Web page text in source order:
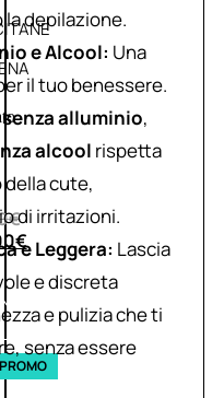
€
€
PROMO
depilazione.
e Alcool: Una
il tuo benessere.
alluminio,
alcool rispetta
della cute,
di irritazioni.
e Leggera: Lascia
e discreta
e pulizia che ti
senza essere